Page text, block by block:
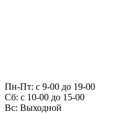
Пн-Пт: с 9-00 до 19-00
Сб: c 10-00 до 15-00
Вс: Выходной